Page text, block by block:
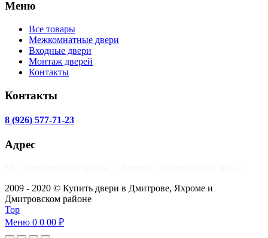
Меню
Все товары
Межкомнатные двери
Входные двери
Монтаж дверей
Контакты
Контакты
8 (926) 577-71-23
Адрес
2009 - 2020 © Купить двери в Дмитрове, Яхроме и
Дмитровском районе
Top
Меню 0 0 00 ₽